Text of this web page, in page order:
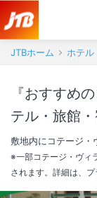
JTBホーム ホテル
『おすすめ
テル・旅館
敷地内にコテージ・
※一部コテージ・ヴィ
されます。詳細は、プ